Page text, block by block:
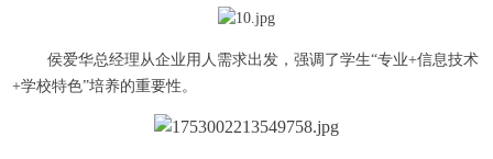
侯爱华总经理从企业用人需求出发，强调了学生“专业+信息技术
+学校特色”培养的重要性。